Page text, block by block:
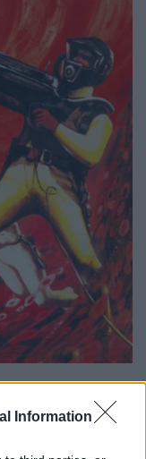
Information
egy kis
hogy a